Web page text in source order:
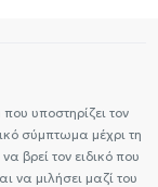
υποστηρίζει τον
σύμπτωμα μέχρι τη
βρεί τον ειδικό που
να μιλήσει μαζί του